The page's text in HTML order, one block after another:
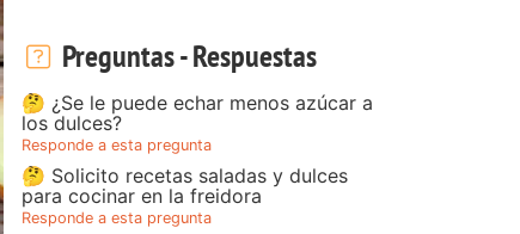
Preguntas - Respuestas
🤔 ¿Se le puede echar menos azúcar a
los dulces?
Responde a esta pregunta
🤔 Solicito recetas saladas y dulces
para cocinar en la freidora
Responde a esta pregunta